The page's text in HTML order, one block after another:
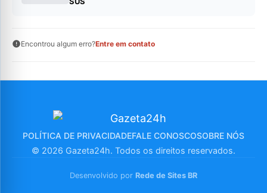
Encontrou algum erro?Entre em contato
POLÍTICA DE PRIVACIDADEFALE CONOSCOSOBRE NÓS
© 2026 Gazeta24h. Todos os direitos reservados.
Desenvolvido por Rede de Sites BR